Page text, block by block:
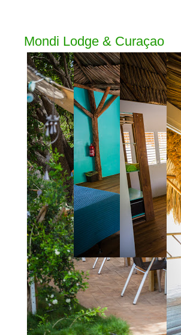
Mondi Lodge & Curaçao